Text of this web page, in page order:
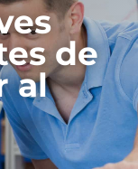
de
al